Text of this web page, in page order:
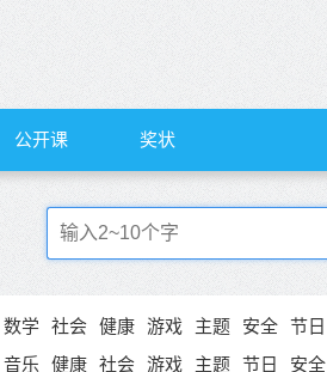
公开课 奖状
数学 社会 健康 游戏 主题 安全 节日
音乐 健康 社会 游戏 主题 节日 安全